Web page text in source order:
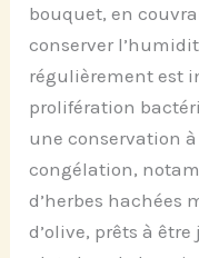
bouquet, en
conserver
régulièrement est
prolifération
une conservation
congélation,
d’herbes hachées
d’olive, prêts à